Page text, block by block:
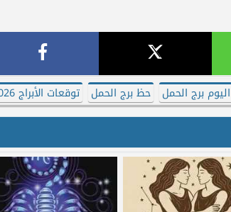
برج الحمل حظ برج الحمل توقعات الأبراج 2026